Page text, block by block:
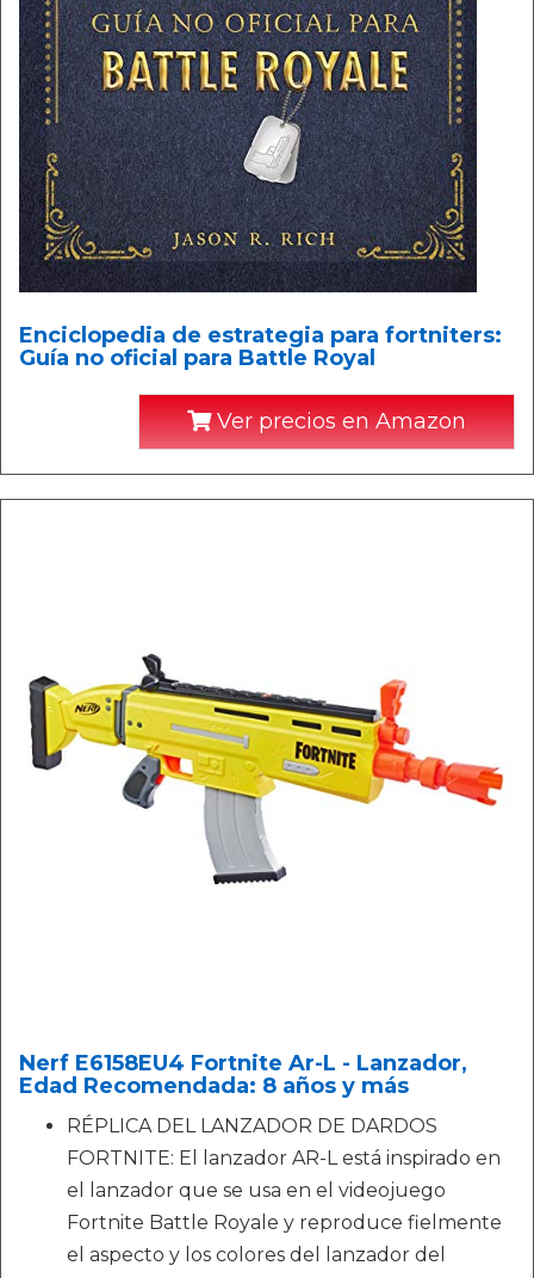
Enciclopedia de estrategia para fortniters:
Guía no oficial para Battle Royal
Ver precios en Amazon
Nerf E6158EU4 Fortnite Ar-L - Lanzador,
Edad Recomendada: 8 años y más
RÉPLICA DEL LANZADOR DE DARDOS
FORTNITE: El lanzador AR-L está inspirado en
el lanzador que se usa en el videojuego
Fortnite Battle Royale y reproduce fielmente
el aspecto y los colores del lanzador del